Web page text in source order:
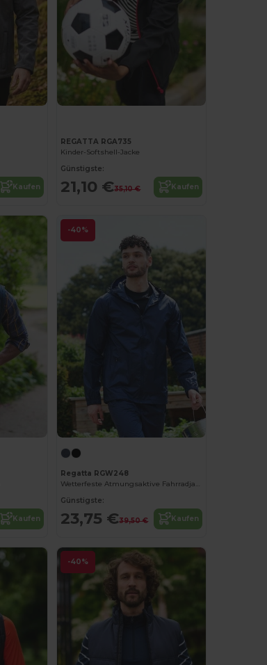
Kaufen
REGATTA RGA735
Kinder-Softshell-Jacke
Günstigste:
21,10 €35,10 € Kaufen
Kaufen
-40%
Regatta RGW248
Wetterfeste Atmungsaktive Fahrradjacke
Günstigste:
23,75 €39,50 € Kaufen
-40%